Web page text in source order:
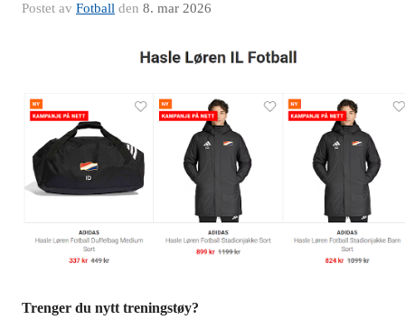
Postet av Fotball den 8. mar 2026
Trenger du nytt treningstøy?